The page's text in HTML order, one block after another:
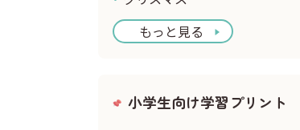
もっと見る
小学生向け学習プリント